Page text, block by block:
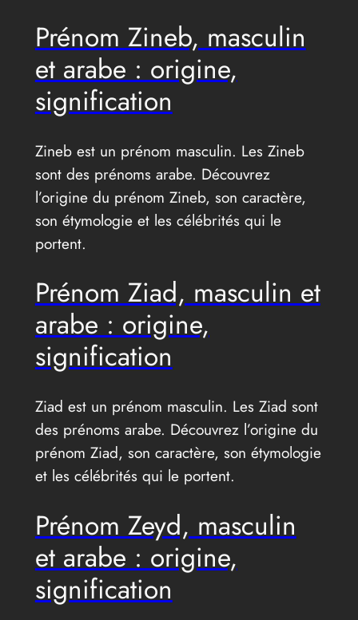
Prénom Zineb, masculin
et arabe : origine,
signification
Zineb est un prénom masculin. Les Zineb
sont des prénoms arabe. Découvrez
l’origine du prénom Zineb, son caractère,
son étymologie et les célébrités qui le
portent.
Prénom Ziad, masculin et
arabe : origine,
signification
Ziad est un prénom masculin. Les Ziad sont
des prénoms arabe. Découvrez l’origine du
prénom Ziad, son caractère, son étymologie
et les célébrités qui le portent.
Prénom Zeyd, masculin
et arabe : origine,
signification